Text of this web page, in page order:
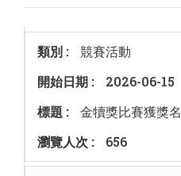
競賽活動
2026-06-15
金犢獎比賽獲獎
656